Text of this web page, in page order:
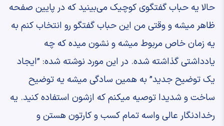
‫حالا یه حباب گفتگوی کوچیک می‌بینید ‫که در پایین صفحه
ظاهر میشه ‫و وقتی من این حباب گفتگو رو انتخاب کنم ‫به
یه زمان خاص مربوط میشه و نشون میده ‫که چه
یادداشتی گذاشته شده. ‫در این مورد نوشته شده: ‫”ایجاد
یک توضیح جدید” ‫به همین سادگی میشه یه توضیح
ساخت ‫و شدیدا توصیه میکنم که ازشون استفاده کنید. ‫یه
رخدادنگار عالی واسه تمام کسب و کارتون هستن ‫و